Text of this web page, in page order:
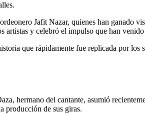
Jafit Nazar, quienes han ganado
y celebró el impulso que han
que rápidamente fue replicada por los
hermano del cantante, asumió
producción de sus giras.